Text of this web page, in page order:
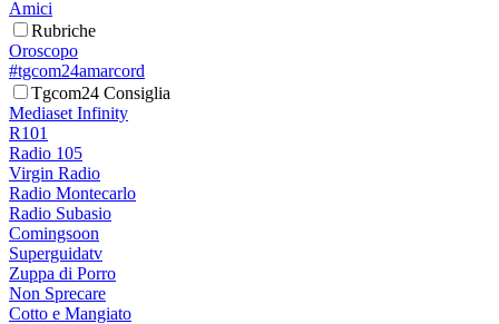
Amici
Rubriche
Oroscopo
#tgcom24amarcord
Tgcom24 Consiglia
Mediaset Infinity
R101
Radio 105
Virgin Radio
Radio Montecarlo
Radio Subasio
Comingsoon
Superguidatv
Zuppa di Porro
Non Sprecare
Cotto e Mangiato